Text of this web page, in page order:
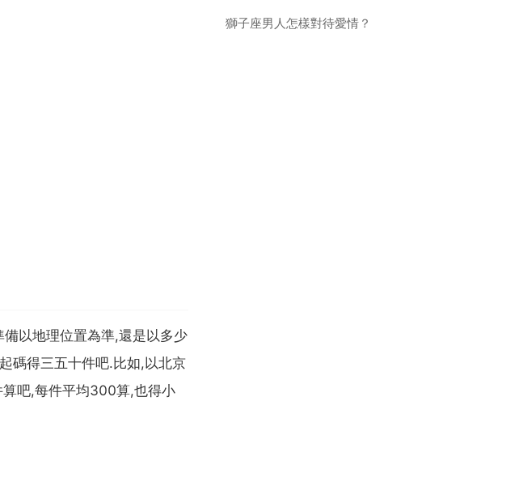
以地理位置為準,還是以多少
碼得三五十件吧.比如,以北京
吧,每件平均300算,也得小
獅子座男人怎樣對待愛情？